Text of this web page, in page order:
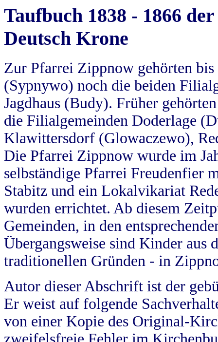
Taufbuch 1838 - 1866
Deutsch Krone
Zur Pfarrei Zippnow gehörten
(Sypnywo) noch die beiden
Jagdhaus (Budy). Früher
die Filialgemeinden Doderlage
Klawittersdorf (Glowaczewo),
Die Pfarrei Zippnow wurde im
selbständige Pfarrei Freudenfier
Stabitz und ein Lokalvikariat
wurden errichtet. Ab diesem
Gemeinden, in den
Übergangsweise sind Kinder aus
traditionellen Gründen - in
Autor dieser Abschrift ist der
Er weist auf folgende
von einer Kopie des Original-